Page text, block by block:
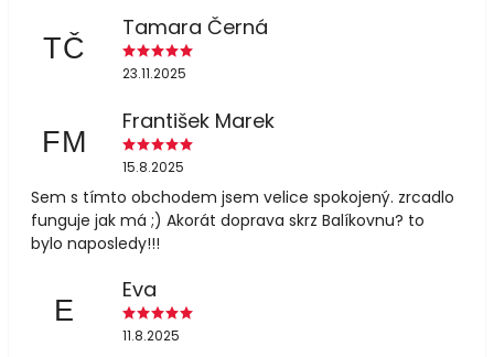
TČ
Tamara Černá
23.11.2025
FM
František Marek
15.8.2025
Sem s tímto obchodem jsem velice spokojený. zrcadlo
funguje jak má ;) Akorát doprava skrz Balíkovnu? to
bylo naposledy!!!
E
Eva
11.8.2025